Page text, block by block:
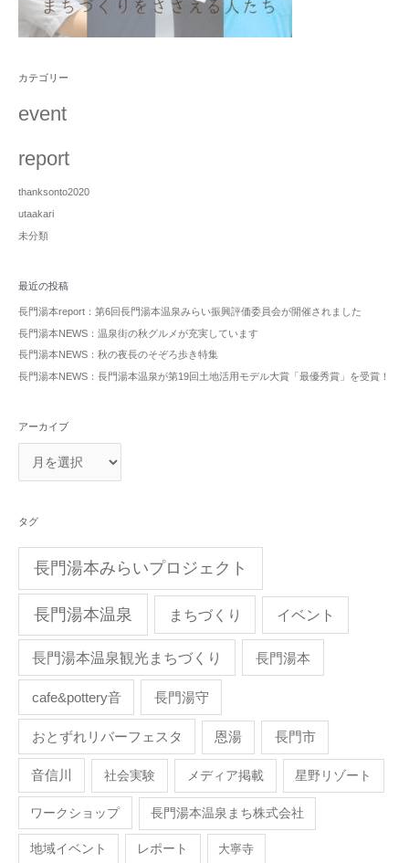
カテゴリー
event
report
thanksonto2020
utaakari
未分類
最近の投稿
長門湯本report：第6回長門湯本温泉みらい振興評価委員会が開催されました
長門湯本NEWS：温泉街の秋グルメが充実しています
長門湯本NEWS：秋の夜長のそぞろ歩き特集
長門湯本NEWS：長門湯本温泉が第19回土地活用モデル大賞「最優秀賞」を受賞！
アーカイブ
タグ
長門湯本みらいプロジェクト
長門湯本温泉 まちづくり イベント
長門湯本温泉観光まちづくり 長門湯本
cafe&pottery音 長門湯守
おとずれリバーフェスタ 恩湯 長門市
音信川 社会実験 メディア掲載 星野リゾート
ワークショップ 長門湯本温泉まち株式会社
地域イベント レポート 大寧寺